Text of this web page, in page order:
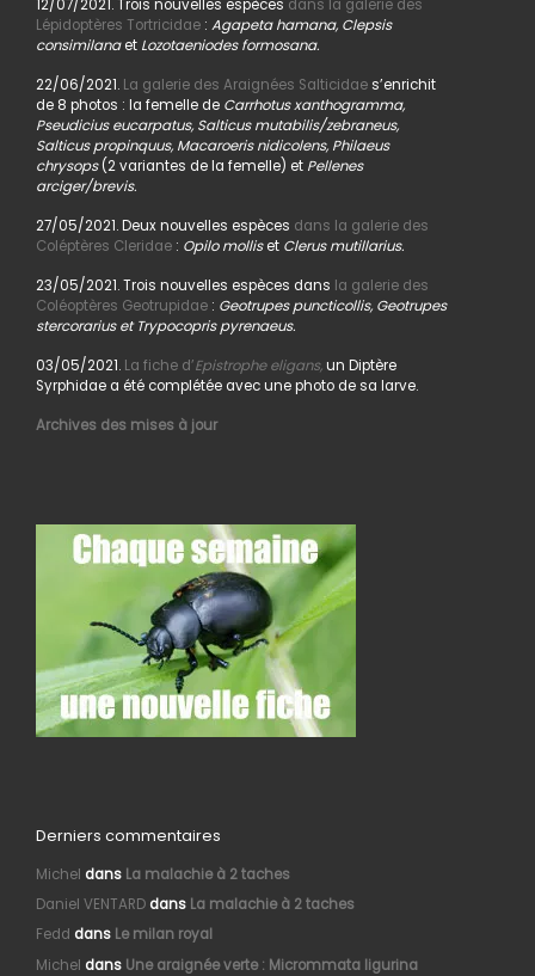
12/07/2021. Trois nouvelles espèces dans la galerie des
Lépidoptères Tortricidae: Agapeta hamana, Clepsis
consimilanaet Lozotaeniodes formosana.
22/06/2021. La galerie des Araignées Salticidaes’enrichit
de 8 photos : la femelle de Carrhotus xanthogramma,
Pseudicius eucarpatus, Salticus mutabilis/zebraneus,
Salticus propinquus, Macaroeris nidicolens, Philaeus
chrysops(2 variantes de la femelle) et Pellenes
arciger/brevis.
27/05/2021. Deux nouvelles espèces dans la galerie des
Coléptères Cleridae: Opilo molliset Clerus mutillarius.
23/05/2021. Trois nouvelles espèces dans la galerie des
Coléoptères Geotrupidae: Geotrupes puncticollis, Geotrupes
stercorarius et Trypocopris pyrenaeus.
03/05/2021. La fiche d’Epistrophe eligans,un Diptère
Syrphidae a été complétée avec une photo de sa larve.
Archives des mises à jour
Derniers commentaires
Michel dans La malachie à 2 taches
Daniel VENTARDdans La malachie à 2 taches
Fedd dans Le milan royal
Michel dans Une araignée verte : Micrommata ligurina